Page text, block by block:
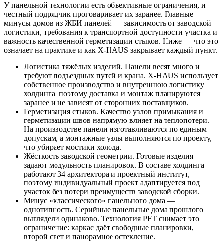
У панельной технологии есть объективные ограничения, и
честный подрядчик проговаривает их заранее. Главные
минусы домов из ЖБИ панелей — зависимость от заводской
логистики, требования к транспортной доступности участка и
важность качественной герметизации стыков. Ниже — что это
означает на практике и как X-HAUS закрывает каждый пункт.
Логистика тяжёлых изделий. Панели весят много и
требуют подъездных путей и крана. X-HAUS использует
собственное производство и внутреннюю логистику
холдинга, поэтому доставка и монтаж планируются
заранее и не зависят от сторонних поставщиков.
Герметизация стыков. Качество узлов примыкания и
герметизации швов напрямую влияет на теплопотери.
На производстве панели изготавливаются по единым
допускам, а монтажные узлы выполняются по проекту,
что убирает мостики холода.
Жёсткость заводской геометрии. Готовые изделия
задают модульность планировок. В составе холдинга
работают 34 архитектора и проектный институт,
поэтому индивидуальный проект адаптируется под
участок без потери преимуществ заводской сборки.
Минус «классического» панельного дома —
однотипность. Серийные панельные дома прошлого
выглядели одинаково. Технология PFT снимает это
ограничение: каркас даёт свободные планировки,
второй свет и панорамное остекление.